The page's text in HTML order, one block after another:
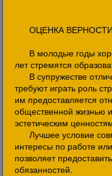
ОЦЕНКА ВЕРНОСТИ
В молодые годы
лет стремятся
В супружестве
требуют играть роль
им предоставляется
общественной жизнью
эстетическим
Лучшее условие
интересы по работе
позволяет
обязанностей.